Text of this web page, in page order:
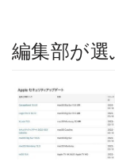
編集部が